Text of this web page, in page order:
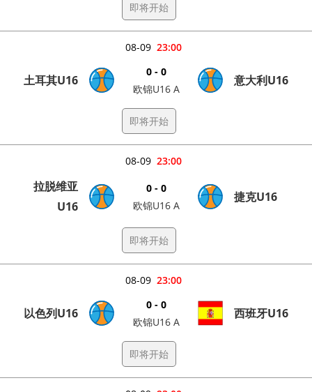
即将开始
23:00
08-09
土耳其U16
0 - 0
欧锦U16 A
意大利U16
即将开始
23:00
08-09
拉脱维亚
U16
0 - 0
欧锦U16 A
捷克U16
即将开始
23:00
08-09
以色列U16
0 - 0
欧锦U16 A
西班牙U16
即将开始